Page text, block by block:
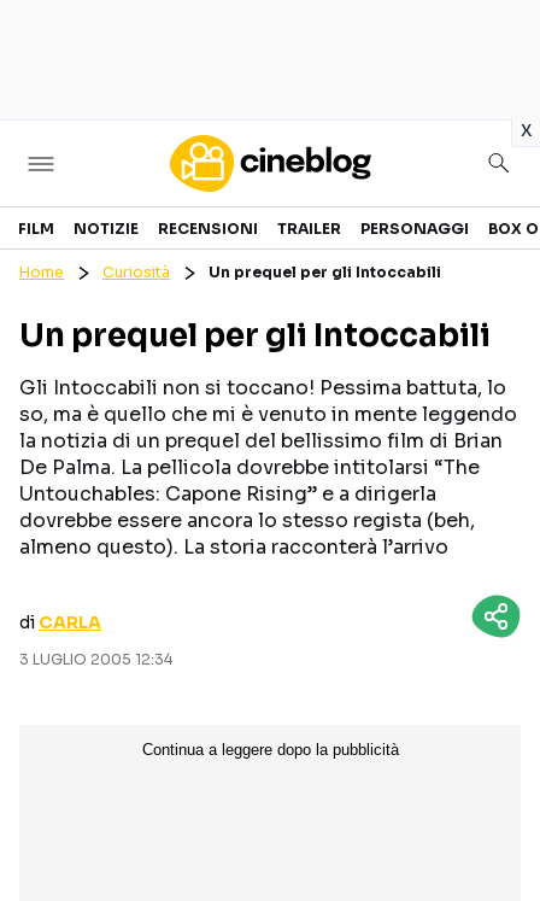
x
Cinema
GENERI
PERSONAGGI
CANALI STREAMING
Categorie
NOTIZIE
CURIOSITÀ
TRAILER
BOX OFFICE
FILM NOTIZIE RECENSIONI TRAILER PERSONAGGI BOX
Home Curiosità Un prequel per gli Intoccabili
Un prequel per gli Intoccabili
Gli Intoccabili non si toccano! Pessima battuta, lo
so, ma è quello che mi è venuto in mente leggendo
la notizia di un prequel del bellissimo film di Brian
De Palma. La pellicola dovrebbe intitolarsi “The
Untouchables: Capone Rising” e a dirigerla
dovrebbe essere ancora lo stesso regista (beh,
almeno questo). La storia racconterà l’arrivo
di CARLA
3 LUGLIO 2005 12:34